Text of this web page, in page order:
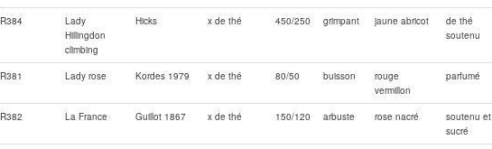
R384
Lady
Hillingdon
climbing
Hicks x de thé 450/250 grimpant jaune abricot
de thé
soutenu
R381 Lady rose Kordes 1979 x de thé 80/50 buisson
rouge
vermillon
parfumé
R382 La France Guillot 1867 x de thé 150/120 arbuste rose nacré
soutenu et
sucré